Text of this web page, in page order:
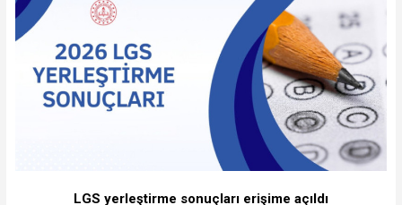
LGS yerleştirme sonuçları erişime açıldı